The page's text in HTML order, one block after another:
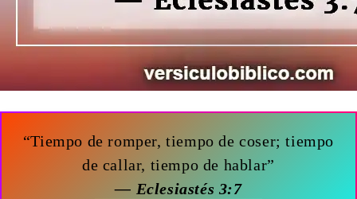
“Tiempo de romper, tiempo de coser; tiempo
de callar, tiempo de hablar”
— Eclesiastés 3:7